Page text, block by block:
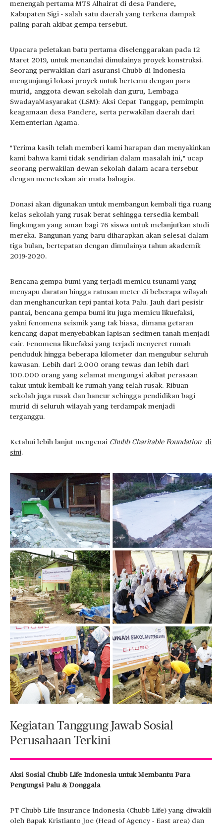
menengah pertama MTS Alhairat di desa Pandere,
Kabupaten Sigi - salah satu daerah yang terkena dampak
paling parah akibat gempa tersebut.
Upacara peletakan batu pertama diselenggarakan pada 12
Maret 2019, untuk menandai dimulainya proyek konstruksi.
Seorang perwakilan dari asuransi Chubb di Indonesia
mengunjungi lokasi proyek untuk bertemu dengan para
murid, anggota dewan sekolah dan guru, Lembaga
SwadayaMasyarakat (LSM): Aksi Cepat Tanggap, pemimpin
keagamaan desa Pandere, serta perwakilan daerah dari
Kementerian Agama.
"Terima kasih telah memberi kami harapan dan menyakinkan
kami bahwa kami tidak sendirian dalam masalah ini," ucap
seorang perwakilan dewan sekolah dalam acara tersebut
dengan meneteskan air mata bahagia.
Donasi akan digunakan untuk membangun kembali tiga ruang
kelas sekolah yang rusak berat sehingga tersedia kembali
lingkungan yang aman bagi 76 siswa untuk melanjutkan studi
mereka. Bangunan yang baru diharapkan akan selesai dalam
tiga bulan, bertepatan dengan dimulainya tahun akademik
2019-2020.
Bencana gempa bumi yang terjadi memicu tsunami yang
menyapu daratan hingga ratusan meter di beberapa wilayah
dan menghancurkan tepi pantai kota Palu. Jauh dari pesisir
pantai, bencana gempa bumi itu juga memicu likuefaksi,
yakni fenomena seismik yang tak biasa, dimana getaran
kencang dapat menyebabkan lapisan sedimen tanah menjadi
cair. Fenomena likuefaksi yang terjadi menyeret rumah
penduduk hingga beberapa kilometer dan mengubur seluruh
kawasan. Lebih dari 2.000 orang tewas dan lebih dari
100.000 orang yang selamat mengungsi akibat perasaan
takut untuk kembali ke rumah yang telah rusak. Ribuan
sekolah juga rusak dan hancur sehingga pendidikan bagi
murid di seluruh wilayah yang terdampak menjadi
terganggu.
Ketahui lebih lanjut mengenai Chubb Charitable Foundation di
sini.
Kegiatan Tanggung Jawab Sosial
Perusahaan Terkini
Aksi Sosial Chubb Life Indonesia untuk Membantu Para
Pengungsi Palu & Donggala
PT Chubb Life Insurance Indonesia (Chubb Life) yang diwakili
oleh Bapak Kristianto Joe (Head of Agency - East area) dan